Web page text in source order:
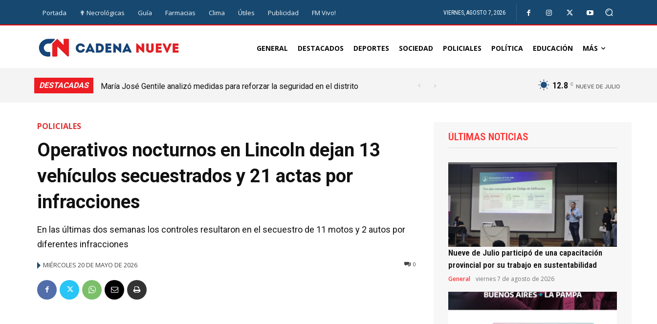
Portada ✟ Necrológicas Guía Farmacias Clima Útiles Publicidad FM Vivo! VIERNES, AGOSTO 7, 2026
GENERAL DESTACADOS DEPORTES SOCIEDAD POLICIALES POLÍTICA EDUCACIÓN MÁS
DESTACADAS
María José Gentile analizó medidas para reforzar la seguridad en el distrito
12.8 C NUEVE DE JULIO
POLICIALES
Operativos nocturnos en Lincoln dejan 13
vehículos secuestrados y 21 actas por
infracciones
En las últimas dos semanas los controles resultaron en el secuestro de 11 motos y 2 autos por
diferentes infracciones
MIÉRCOLES 20 DE MAYO DE 2026 0
ÚLTIMAS NOTICIAS
Nueve de Julio participó de una capacitación
provincial por su trabajo en sustentabilidad
General viernes 7 de agosto de 2026